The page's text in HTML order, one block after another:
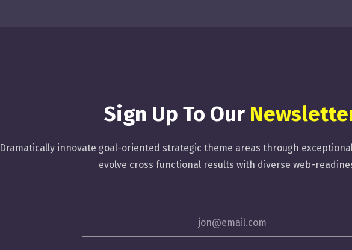
Sign Up To Our
Dramatically innovate goal-oriented strategic theme areas through
evolve cross functional results with diverse web-